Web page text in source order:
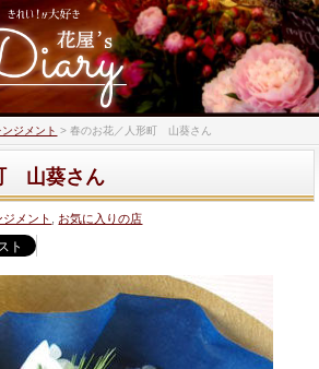
ジメント >春のお花／人形町 山葵さん
山葵さん
メント お気に入りの店